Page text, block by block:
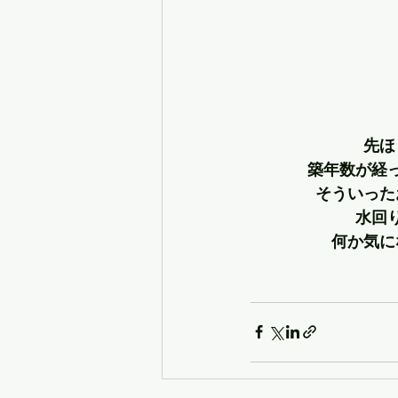
先
築年数が経
そういっ
水回
何か気